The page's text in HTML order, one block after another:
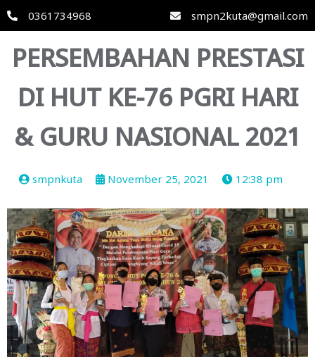
0361734968 smpn2kuta@gmail.com
PERSEMBAHAN PRESTASI
DI HUT KE-76 PGRI HARI
& GURU NASIONAL 2021
smpnkuta November 25, 2021 12:38 pm